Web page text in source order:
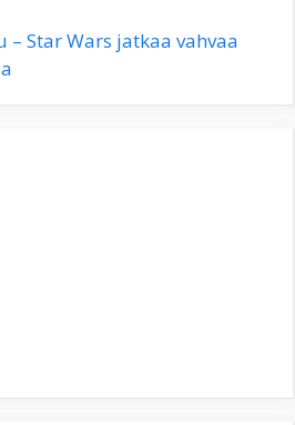
Star Wars jatkaa vahvaa